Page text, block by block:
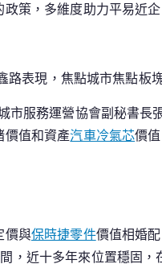
策，多維度助力平易近
表現，焦點城市焦點板
服務運營協會副秘書
價值和資產汽車冷氣芯價
價與保時捷零件價值相婚
，近十多年來位置穩固